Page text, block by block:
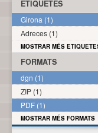
ETIQUETES
Girona (1)
Adreces (1)
MOSTRAR MÉS
FORMATS
dgn (1)
ZIP (1)
PDF (1)
MOSTRAR MÉS FORMATS